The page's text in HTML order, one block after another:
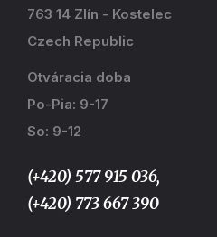
763 14 Zlín - Kostelec
Czech Republic
Otváracia doba
Po-Pia: 9-17
So: 9-12
(+420) 577 915 036,
(+420) 773 667 390